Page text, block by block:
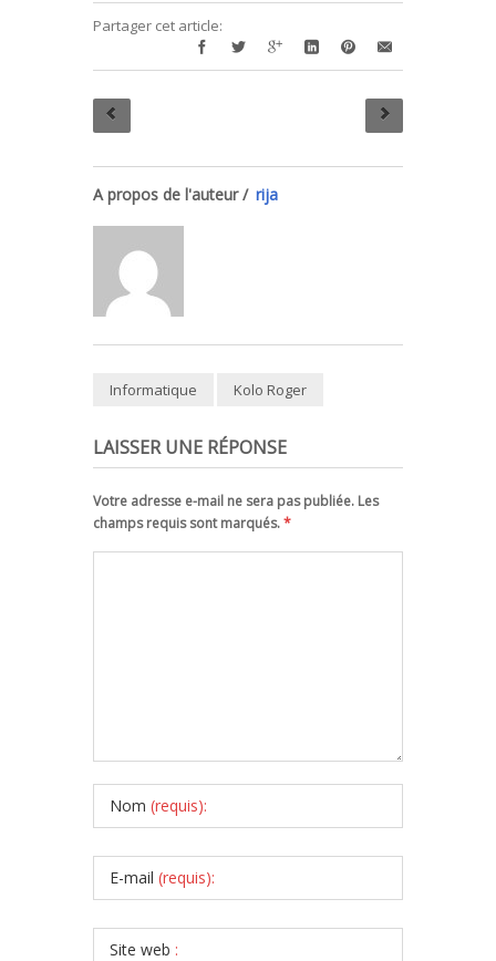
Partager cet article:
A propos de l'auteur / rija
Informatique Kolo Roger
LAISSER UNE RÉPONSE
Votre adresse e-mail ne sera pas publiée. Les
champs requis sont marqués.*
Nom (requis):
E-mail (requis):
Site web :